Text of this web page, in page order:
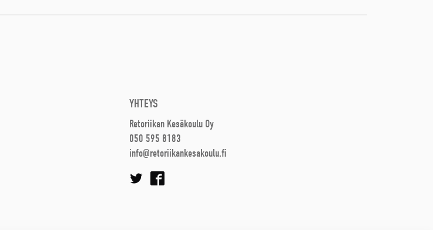
YHTEYS
Retoriikan Kesäkoulu Oy
050 595 8183
info@retoriikankesakoulu.fi